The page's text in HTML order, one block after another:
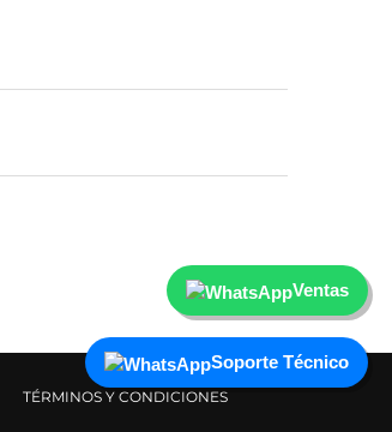
TÉRMINOS Y CONDICIONES
Ventas
Soporte Técnico